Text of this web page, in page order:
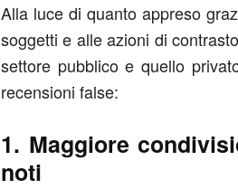
Alla luce di quanto appreso
soggetti e alle azioni di
settore pubblico e quello
recensioni false:
1. Maggiore
noti